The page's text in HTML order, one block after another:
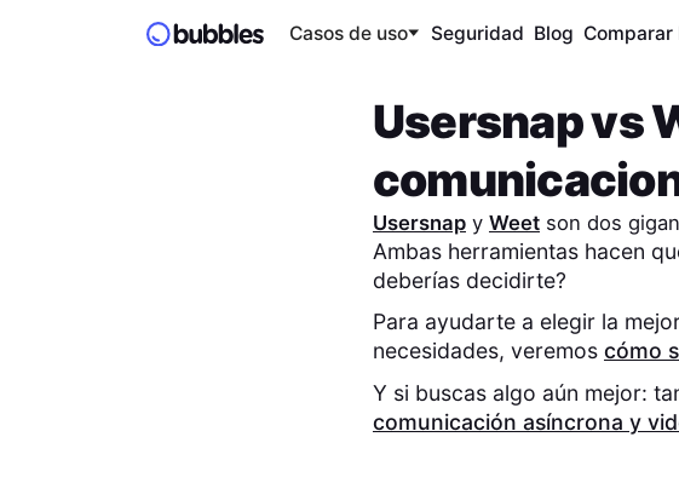
Casos de uso Seguridad Blog
Usersnapvs
Usersnapy Weetson dos
Ambas herramientas hacen
deberías decidirte?
Para ayudarte a elegir la
necesidades, veremos cómo
Y si buscas algo aún mejor:
comunicación asíncrona y